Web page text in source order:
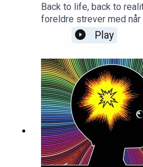
Back to life, back to
foreldre strever med når
utfordringer? Hvordan
tilbake til skolen med
Play